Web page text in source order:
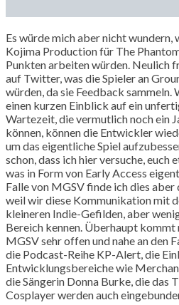
Es würde mich aber nicht wundern,
Kojima Production für The
Punkten arbeiten würden. Neulich
auf Twitter, was die Spieler an
würden, da sie Feedback sammeln.
einen kurzen Einblick auf ein
Wartezeit, die vermutlich noch ein
können, können die Entwickler
um das eigentliche Spiel
schon, dass ich hier versuche, euch
was in Form von Early Access
Falle von MGSV finde ich dies aber
weil wir diese Kommunikation mit
kleineren Indie-Gefilden, aber
Bereich kennen. Überhaupt
MGSV sehr offen und nahe an den
die Podcast-Reihe KP-Alert, die
Entwicklungsbereiche wie
die Sängerin Donna Burke, die das
Cosplayer werden auch